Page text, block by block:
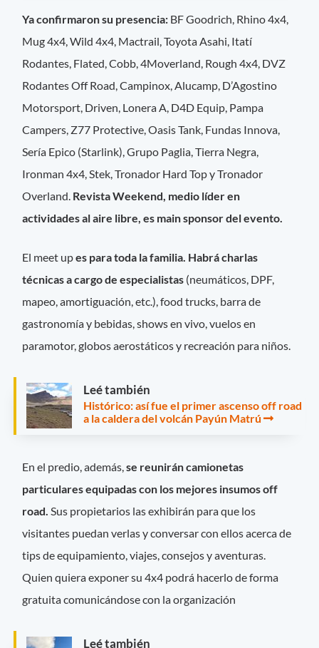
Ya confirmaron su presencia: BF Goodrich, Rhino 4x4,
Mug 4x4, Wild 4x4, Mactrail, Toyota Asahi, Itatí
Rodantes, Flated, Cobb, 4Moverland, Rough 4x4, DVZ
Rodantes Off Road, Campinox, Alucamp, D’Agostino
Motorsport, Driven, Lonera A, D4D Equip, Pampa
Campers, Z77 Protective, Oasis Tank, Fundas Innova,
Sería Epico (Starlink), Grupo Paglia, Tierra Negra,
Ironman 4x4, Stek, Tronador Hard Top y Tronador
Overland. Revista Weekend, medio líder en
actividades al aire libre, es main sponsor del evento.
El meet upes para toda la familia. Habrá charlas
técnicas a cargo de especialistas (neumáticos, DPF,
mapeo, amortiguación, etc.), food trucks, barra de
gastronomía y bebidas, shows en vivo, vuelos en
paramotor, globos aerostáticos y recreación para niños.
Leé también
Histórico: así fue el primer ascenso off road
a la caldera del volcán Payún Matrú
En el predio, además,se reunirán camionetas
particulares equipadas con los mejores insumos off
road. Sus propietarios las exhibirán para que los
visitantes puedan verlas y conversar con ellos acerca de
tips de equipamiento, viajes, consejos y aventuras.
Quien quiera exponer su 4x4 podrá hacerlo de forma
gratuita comunicándose con la organización
Leé también